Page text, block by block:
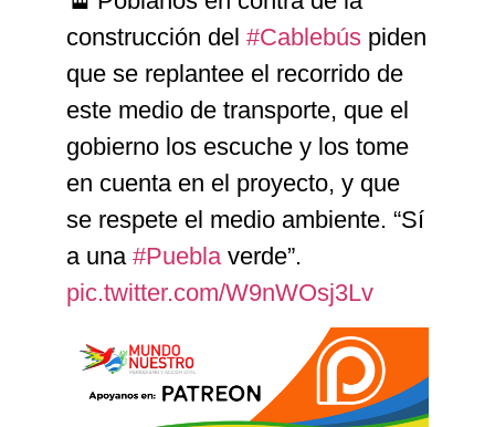
construcción del #Cablebús piden
que se replantee el recorrido de
este medio de transporte, que el
gobierno los escuche y los tome
en cuenta en el proyecto, y que
se respete el medio ambiente. “Sí
a una #Pueblaverde”.
pic.twitter.com/W9nWOsj3Lv